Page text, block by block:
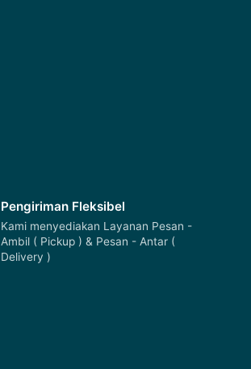
Pengiriman Fleksibel
Kami menyediakan Layanan Pesan -
Ambil ( Pickup ) & Pesan - Antar (
Delivery )